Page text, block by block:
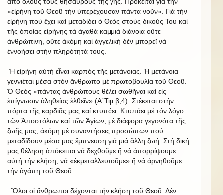
«εἰρήνη τοῦ Θεοῦ τήν ὑπερέχουσαν πάντα νοῦν». Γιά τήν
εἰρήνη πού ἔχει καί μεταδίδει ὁ Θεός στούς δικούς Του καί
τῆς ὁποίας εἰρήνης τά ἀγαθά καμμιά διάνοια οὔτε
ἀνθρώπινη, οὔτε ἀκόμη καί ἀγγελική δέν μπορεῖ νά
ἐννοήσει στήν πληρότητά τους.
Ἡ εἰρήνη αὐτή εἶναι καρπός τῆς μετάνοιας. Ἡ μετάνοια
γεννιέται μέσα στόν ἄνθρωπο μέ πρωτοβουλία τοῦ Θεοῦ.
Ὁ Θεός «πάντας ἀνθρώπους θέλει σωθῆναι καί εἰς
ἐπίγνωσιν ἀληθείας ἐλθεῖν» (Α΄Τιμ.β,4). Στέκεται στήν
πόρτα τῆς καρδιᾶς μας καί κτυπάει. Κτυπάει μέ τόν λόγο
τῶν Ἀποστόλων καί τῶν Ἁγίων, μέ διάφορα γεγονότα τῆς
ζωῆς μας, ἀκόμη μέ συναντήσεις προσώπων πού
μεταδίδουν μέσα μας ἔμπνευση γιά μιά ἄλλη ζωή. Στή δική
μας θέληση ἀπόκειται νά δεχθοῦμε ἤ νά ἀπορρίψουμε
αὐτή τήν κλήση, νά «ἐκμεταλλευτοῦμε» ἤ νά ἀρνηθοῦμε
τήν ἀγάπη τοῦ Θεοῦ.
Ὅλοι οἱ ἄνθρωποι δέχονται τήν κλήση τοῦ Θεοῦ. Δέν